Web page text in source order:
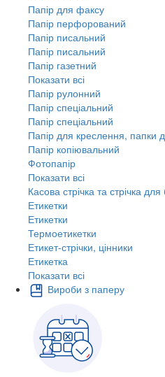
Папір для факсу
Папір перфорований
Папір писальний
Папір писальний
Папір газетний
Показати всі
Папір рулонний
Папір спеціальний
Папір спеціальний
Папір для креслення, папки
Папір копіювальний
Фотопапір
Показати всі
Касова стрічка та стрічка
Етикетки
Етикетки
Термоетикетки
Етикет-стрічки, цінники
Етикетка
Показати всі
Вироби з паперу